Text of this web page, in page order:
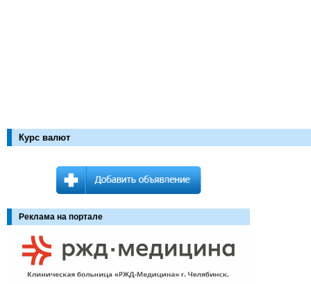
Курс валют
Реклама на портале